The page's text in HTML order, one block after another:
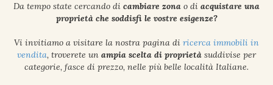
Da tempo state cercando di cambiare zona o di acquistare una
proprietà che soddisfi le vostre esigenze?
Vi invitiamo a visitare la nostra pagina di ricerca immobili in
vendita, troverete un ampia scelta di proprietà suddivise per
categorie, fasce di prezzo, nelle più belle località Italiane.